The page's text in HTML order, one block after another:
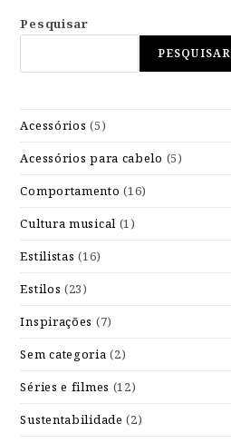
Pesquisar
PESQUISAR
Acessórios (5)
Acessórios para cabelo (5)
Comportamento (16)
Cultura musical (1)
Estilistas (16)
Estilos (23)
Inspirações (7)
Sem categoria (2)
Séries e filmes (12)
Sustentabilidade (2)